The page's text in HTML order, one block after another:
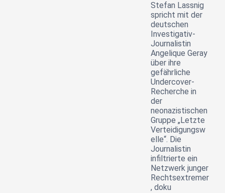
Stefan Lassnig
spricht mit der
deutschen
Investigativ-
Journalistin
Angelique Geray
über ihre
gefährliche
Undercover-
Recherche in
der
neonazistischen
Gruppe „Letzte
Verteidigungsw
elle“. Die
Journalistin
infiltrierte ein
Netzwerk junger
Rechtsextremer
, doku